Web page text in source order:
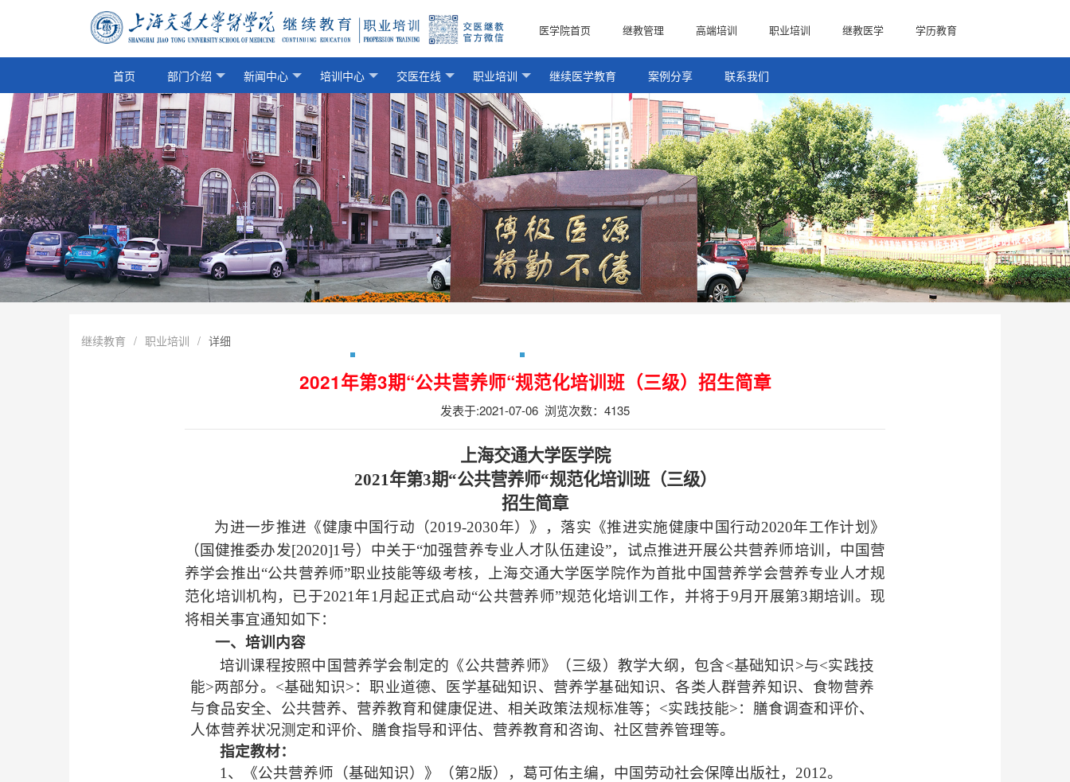
医学院首页 继教管理 高端培训 职业培训 继教医学 学历教育
首页 部门介绍 新闻中心 培训中心 交医在线 职业培训 继续医学教育 案例分享 联系我们
继续教育 / 职业培训 / 详细
2021年第3期“公共营养师“规范化培训班（三级）招生简章
发表于:2021-07-06 浏览次数： 4135
上海交通大学医学院
2021年第3期“公共营养师“规范化培训班（三级）
招生简章
为进一步推进《健康中国行动（2019-2030年）》，落实《推进实施健康中国行动2020年工作计划》
（国健推委办发[2020]1 号）中关于“加强营养专业人才队伍建设”，试点推进开展公共营养师培训，中国营
养学会推出“公共营养师”职业技能等级考核，上海交通大学医学院作为首批中国营养学会营养专业人才规
范化培训机构，已于2021 年1 月起正式启动“公共营养师”规范化培训工作，并将于9月开展第3期培训。现
将相关事宜通知如下：
一、培训内容
培训课程按照中国营养学会制定的《公共营养师》（三级）教学大纲，包含<基础知识>与<实践技
能>两部分。 <基础知识>：职业道德、医学基础知识、营养学基础知识、各类人群营养知识、食物营养
与食品安全、公共营养、营养教育和健康促进、相关政策法规标准等； <实践技能>：膳食调查和评价、
人体营养状况测定和评价、膳食指导和评估、营养教育和咨询、社区营养管理等。
指定教材：
1 、《公共营养师（基础知识）》（第2版），葛可佑主编，中国劳动社会保障出版社， 2012。